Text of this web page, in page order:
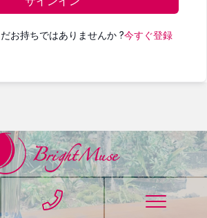
お持ちではありませんか ?今すぐ登録